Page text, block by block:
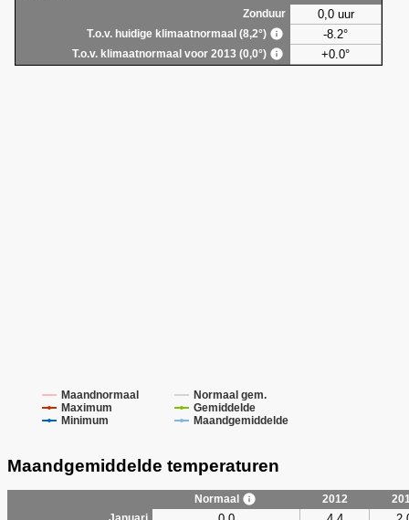
Zonduur
0,0 uur
T.o.v. huidige klimaatnormaal (8,2°) -8.2°
T.o.v. klimaatnormaal voor 2013 (0,0°) +0.0°
Maandnormaal
Normaal gem.
Maximum
Gemiddelde
Minimum
Maandgemiddelde
Maandgemiddelde temperaturen
Normaal 2012